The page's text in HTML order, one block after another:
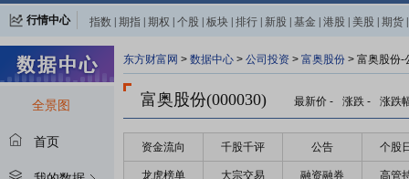
行情中心 指数 期指 期权 个股 板块 排行 新股 基金 港股 美股 期货
全景图
首页
东方财富网 > 数据中心 > 公司投资 > 富奥股份 > 富奥股份-
富奥股份(000030) 最新价 - 涨跌 - 涨跌
资金流向 千股千评 公告 个股
龙虎榜单 大宗交易 融资融券 高管